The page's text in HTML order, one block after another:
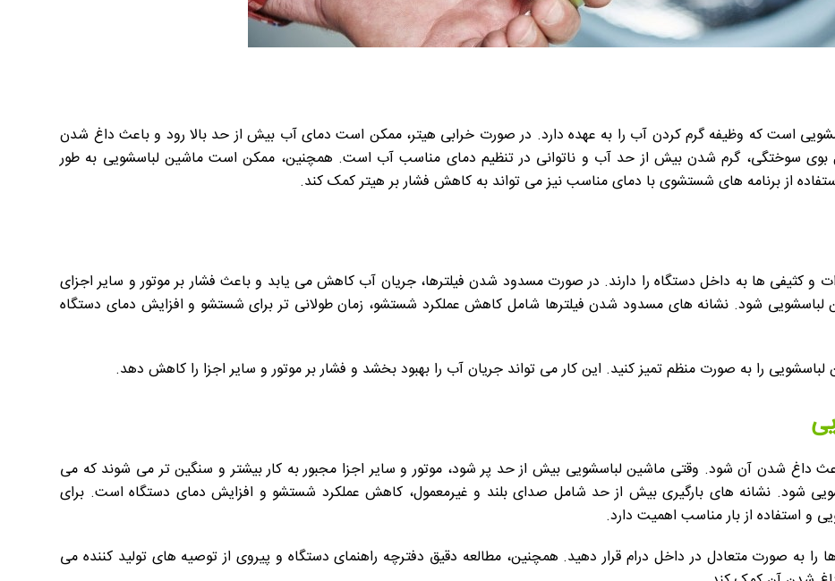
است که وظیفه گرم کردن آب را به عهده دارد. در صورت خرابی هیتر، ممکن است دمای آب بیش از حد بالا رود و باعث داغ شدن
بوی سوختگی، گرم شدن بیش از حد آب و ناتوانی در تنظیم دمای مناسب آب است. همچنین، ممکن است ماشین لباسشویی به طور
از برنامه های شستشوی با دمای مناسب نیز می تواند به کاهش فشار بر هیتر کمک کند.
و کثیفی ها به داخل دستگاه را دارند. در صورت مسدود شدن فیلترها، جریان آب کاهش می یابد و باعث فشار بر موتور و سایر اجزای
شود. نشانه های مسدود شدن فیلترها شامل کاهش عملکرد شستشو، زمان طولانی تر برای شستشو و افزایش دمای دستگاه
را به صورت منظم تمیز کنید. این کار می تواند جریان آب را بهبود بخشد و فشار بر موتور و سایر اجزا را کاهش دهد.
داغ شدن آن شود. وقتی ماشین لباسشویی بیش از حد پر شود، موتور و سایر اجزا مجبور به کار بیشتر و سنگین تر می شوند که می
شود. نشانه های بارگیری بیش از حد شامل صدای بلند و غیرمعمول، کاهش عملکرد شستشو و افزایش دمای دستگاه است. برای
و استفاده از بار مناسب اهمیت دارد.
را به صورت متعادل در داخل درام قرار دهید. همچنین، مطالعه دقیق دفترچه راهنمای دستگاه و پیروی از توصیه های تولید کننده می